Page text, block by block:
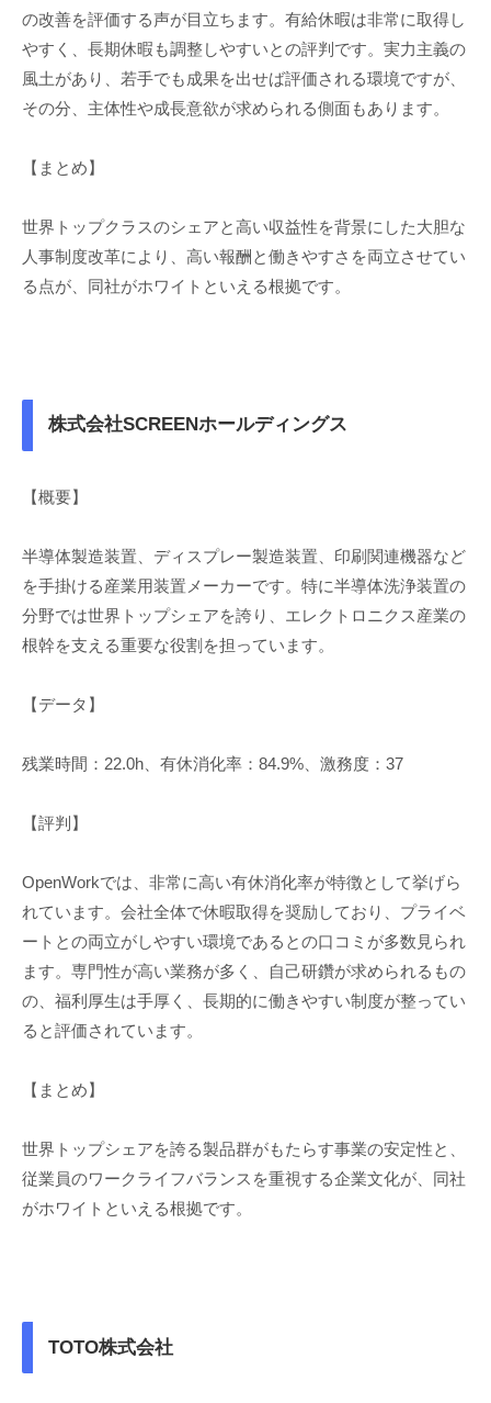
の改善を評価する声が目立ちます。有給休暇は非常に取得し
やすく、長期休暇も調整しやすいとの評判です。実力主義の
風土があり、若手でも成果を出せば評価される環境ですが、
その分、主体性や成長意欲が求められる側面もあります。
【まとめ】
世界トップクラスのシェアと高い収益性を背景にした大胆な
人事制度改革により、高い報酬と働きやすさを両立させてい
る点が、同社がホワイトといえる根拠です。
株式会社SCREENホールディングス
【概要】
半導体製造装置、ディスプレー製造装置、印刷関連機器など
を手掛ける産業用装置メーカーです。特に半導体洗浄装置の
分野では世界トップシェアを誇り、エレクトロニクス産業の
根幹を支える重要な役割を担っています。
【データ】
残業時間：22.0h、有休消化率：84.9%、激務度：37
【評判】
OpenWorkでは、非常に高い有休消化率が特徴として挙げら
れています。会社全体で休暇取得を奨励しており、プライベ
ートとの両立がしやすい環境であるとの口コミが多数見られ
ます。専門性が高い業務が多く、自己研鑽が求められるもの
の、福利厚生は手厚く、長期的に働きやすい制度が整ってい
ると評価されています。
【まとめ】
世界トップシェアを誇る製品群がもたらす事業の安定性と、
従業員のワークライフバランスを重視する企業文化が、同社
がホワイトといえる根拠です。
TOTO株式会社